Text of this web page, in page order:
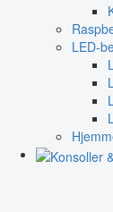
LED-